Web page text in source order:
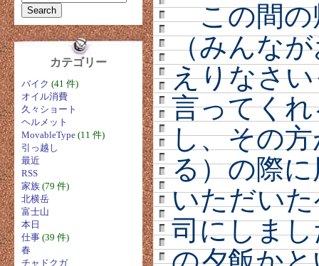
この間の
（みんな
えりなさ
言ってく
し、その
る）の際
いただい
司にしま
カテゴリー
バイク (41 件)
オイル消費
久々ショート
ヘルメット
MovableType (11 件)
引っ越し
最近
RSS
家族 (79 件)
北横岳
富士山
本日
仕事 (39 件)
春
チャドクガ